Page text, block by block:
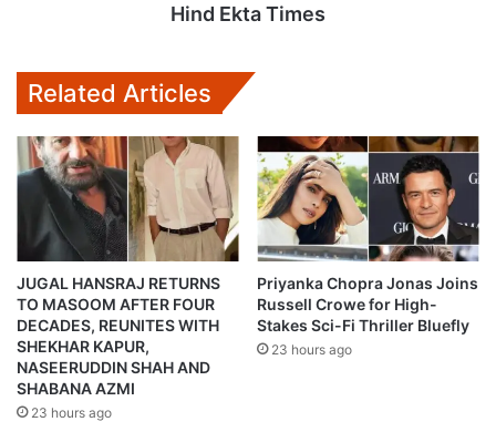
Hind Ekta Times
Related Articles
JUGAL HANSRAJ RETURNS
TO MASOOM AFTER FOUR
DECADES, REUNITES WITH
SHEKHAR KAPUR,
NASEERUDDIN SHAH AND
SHABANA AZMI
23 hours ago
Priyanka Chopra Jonas Joins
Russell Crowe for High-
Stakes Sci-Fi Thriller Bluefly
23 hours ago